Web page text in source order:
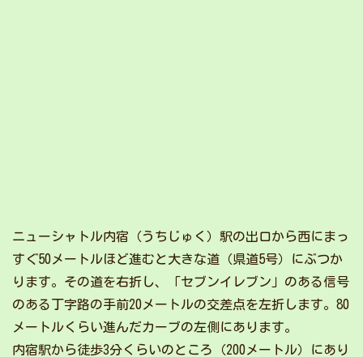
ニューシャトル内宿（うちじゅく）駅の出口から西にまっ
すぐ50メートルほど進むと大きな道（県道5号）にぶつか
ります。その道を右折し、「セブンイレブン」のある信号
のある丁字路の手前20メートルの交差点を左折します。80
メートルくらい進んだカーブの左側にあります。
内宿駅から徒歩3分くらいのところ（200メートル）にあり